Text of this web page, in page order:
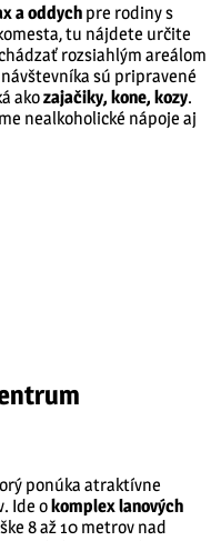
a oddych pre rodiny s
tu nájdete určite
rozsiahlým areálom
sú pripravené
akozajačiky, kone, kozy.
nealkoholické nápoje aj
ponúka atraktívne
Ide o komplex lanových
8 až 10 metrov nad